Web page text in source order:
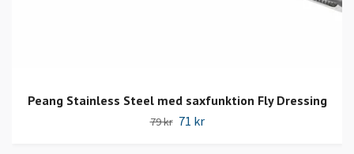
Peang Stainless Steel med saxfunktion Fly Dressing
79 kr 71 kr